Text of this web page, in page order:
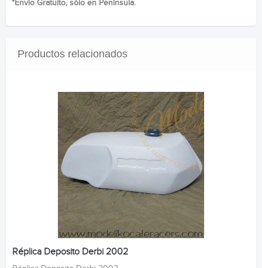
*Envío Gratuito, sólo en Península.
Productos relacionados
Réplica Deposito Derbi 2002